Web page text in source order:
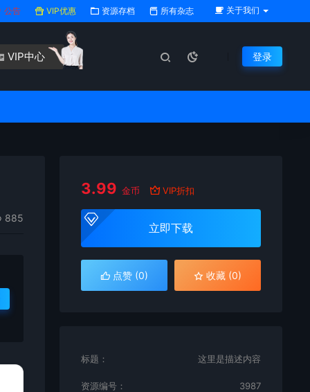
公告 VIP优惠 资源存档 所有杂志 关于我们
VIP中心 登录
885
3.99 金币 VIP折扣
立即下载
点赞 (0) 收藏 (0)
标题： 这里是描述内容
资源编号： 3987